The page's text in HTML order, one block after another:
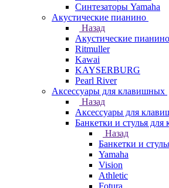
Синтезаторы Yamaha
Акустические пианино
Назад
Акустические пианино
Ritmuller
Kawai
KAYSERBURG
Pearl River
Аксессуары для клавишных
Назад
Аксессуары для
Банкетки и стулья
Назад
Банкетки и
Yamaha
Vision
Athletic
Fotura